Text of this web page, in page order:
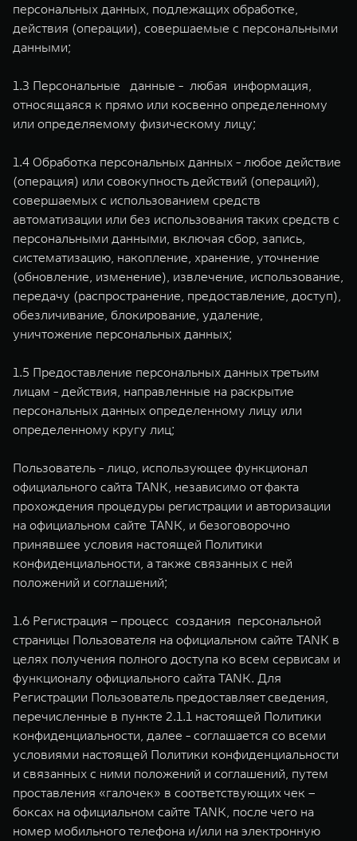
персональных данных, подлежащих обработке,
действия (операции), совершаемые с персональными
данными;
1.3 Персональные данные - любая информация,
относящаяся к прямо или косвенно определенному
или определяемому физическому лицу;
1.4 Обработка персональных данных - любое действие
(операция) или совокупность действий (операций),
совершаемых с использованием средств
автоматизации или без использования таких средств с
персональными данными, включая сбор, запись,
систематизацию, накопление, хранение, уточнение
(обновление, изменение), извлечение, использование,
передачу (распространение, предоставление, доступ),
обезличивание, блокирование, удаление,
уничтожение персональных данных;
1.5 Предоставление персональных данных третьим
лицам - действия, направленные на раскрытие
персональных данных определенному лицу или
определенному кругу лиц;
Пользователь - лицо, использующее функционал
официального сайта TANK, независимо от факта
прохождения процедуры регистрации и авторизации
на официальном сайте TANK, и безоговорочно
принявшее условия настоящей Политики
конфиденциальности, а также связанных с ней
положений и соглашений;
1.6 Регистрация – процесс создания персональной
страницы Пользователя на официальном сайте TANK в
целях получения полного доступа ко всем сервисам и
функционалу официального сайта TANK. Для
Регистрации Пользователь предоставляет сведения,
перечисленные в пункте 2.1.1 настоящей Политики
конфиденциальности, далее - соглашается со всеми
условиями настоящей Политики конфиденциальности
и связанных с ними положений и соглашений, путем
проставления «галочек» в соответствующих чек –
боксах на официальном сайте TANK, после чего на
номер мобильного телефона и/или на электронную